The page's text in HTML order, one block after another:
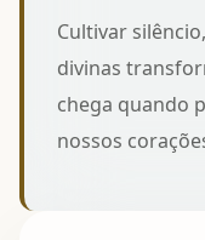
Cultivar
divinas
chega quando
nossos